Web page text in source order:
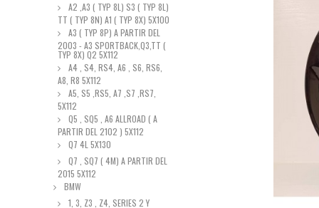
A2 ,A3 ( TYP 8L) S3 ( TYP 8L)
TT ( TYP 8N) A1 ( TYP 8X) 5X100
A3 ( TYP 8P) A PARTIR DEL
2003 - A3 SPORTBACK,Q3,TT (
TYP 8X) Q2 5X112
A4 , S4, RS4, A6 , S6, RS6,
A8, R8 5X112
A5, S5 ,RS5, A7 ,S7 ,RS7,
5X112
Q5 , SQ5 , A6 ALLROAD ( A
PARTIR DEL 2102 ) 5X112
Q7 4L 5X130
Q7 , SQ7 ( 4M) A PARTIR DEL
2015 5X112
BMW
1, 3, Z3 , Z4, SERIES 2 Y